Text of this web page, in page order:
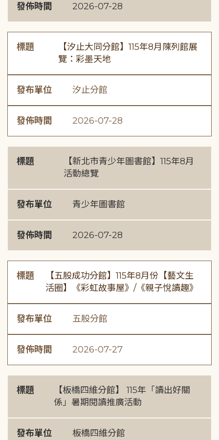
發佈時間 2026-07-28
標題
【汐止大同分館】115年8月陳列館展
覽：彩墨天地
發布單位 汐止分館
發佈時間 2026-07-28
標題
【新北市青少年圖書館】115年8月
活動總覽
發布單位 青少年圖書館
發佈時間 2026-07-28
標題
【五股成功分館】115年8月份【藝文生
活圈】《彩虹故事屋》/《親子悅讀趣》
發布單位 五股分館
發佈時間 2026-07-27
標題
【板橋四維分館】 115年「讀出好關
係」暑期閱讀推廣活動
發布單位 板橋四維分館